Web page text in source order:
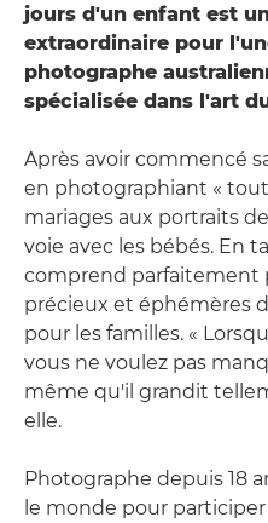
jours d'un enfant est
extraordinaire pour
photographe
spécialisée dans l'art
Après avoir commencé
en photographiant «
mariages aux portraits
voie avec les bébés. En
comprend parfaitement
précieux et éphémères
pour les familles. «
vous ne voulez pas
même qu'il grandit
elle.
Photographe depuis 18
le monde pour